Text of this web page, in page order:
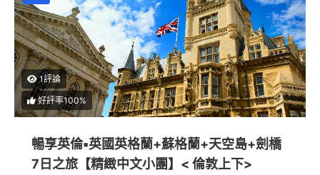
1評論
好評率100%
暢享英倫▪英國英格蘭+蘇格蘭+天空島+劍橋
7日之旅【精緻中文小團】< 倫敦上下>